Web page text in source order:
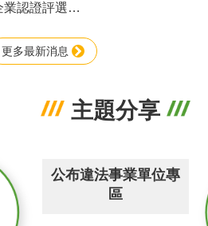
選結果公告
更多最新消息
主題分享
公布違法事業單位專
區